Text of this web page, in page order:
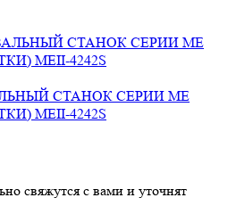
СТАНОК СЕРИИ МЕ
MEII-4242S
свяжутся с вами и уточнят